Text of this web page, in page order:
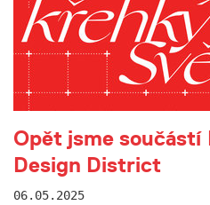
Opět jsme součástí
Design District
06.05.2025